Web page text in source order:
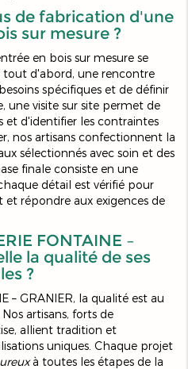
de fabrication d'une
sur mesure ?
en bois sur mesure se
tout d'abord, une rencontre
spécifiques et de définir
une visite sur site permet de
et d'identifier les contraintes
nos artisans confectionnent la
sélectionnés avec soin et des
finale consiste en une
détail est vérifié pour
répondre aux exigences de
FONTAINE –
la qualité de ses
?
– GRANIER, la qualité est au
artisans, forts de
allient tradition et
uniques. Chaque projet
à toutes les étapes de la